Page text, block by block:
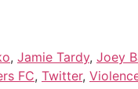
, Jamie Tardy, Joey
FC, Twitter,